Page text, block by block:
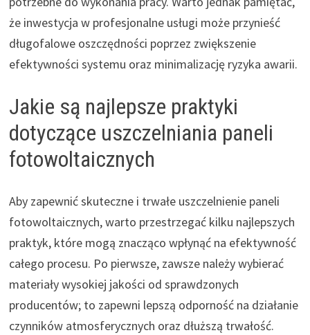
że inwestycja w profesjonalne usługi może przynieść
długofalowe oszczędności poprzez zwiększenie
efektywności systemu oraz minimalizację ryzyka awarii.
Jakie są najlepsze praktyki
dotyczące uszczelniania paneli
fotowoltaicznych
Aby zapewnić skuteczne i trwałe uszczelnienie paneli
fotowoltaicznych, warto przestrzegać kilku najlepszych
praktyk, które mogą znacząco wpłynąć na efektywność
całego procesu. Po pierwsze, zawsze należy wybierać
materiały wysokiej jakości od sprawdzonych
producentów; to zapewni lepszą odporność na działanie
czynników atmosferycznych oraz dłuższą trwałość.